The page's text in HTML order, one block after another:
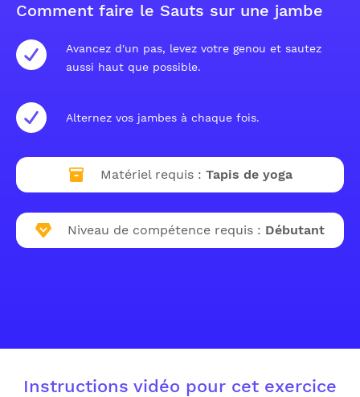
Comment faire le Sauts sur une jambe
Avancez d'un pas, levez votre genou et sautez
aussi haut que possible.
Alternez vos jambes à chaque fois.
Matériel requis : Tapis de yoga
Niveau de compétence requis : Débutant
Instructions vidéo pour cet exercice